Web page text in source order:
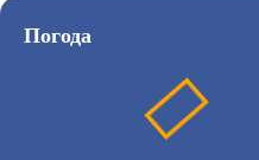
Погода